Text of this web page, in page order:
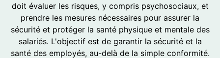
doit évaluer les risques, y compris psychosociaux, et
prendre les mesures nécessaires pour assurer la
sécurité et protéger la santé physique et mentale des
salariés. L'objectif est de garantir la sécurité et la
santé des employés, au-delà de la simple conformité.